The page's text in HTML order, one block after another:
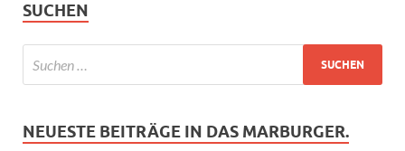
SUCHEN
NEUESTE BEITRÄGE IN DAS MARBURGER.